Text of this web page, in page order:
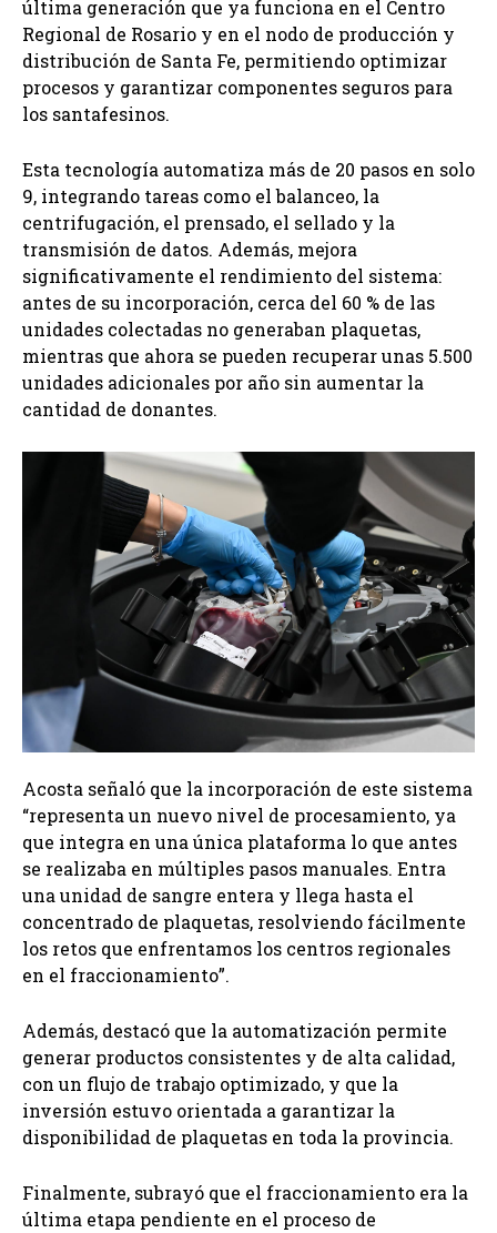
última generación que ya funciona en el Centro
Regional de Rosario y en el nodo de producción y
distribución de Santa Fe, permitiendo optimizar
procesos y garantizar componentes seguros para
los santafesinos.
Esta tecnología automatiza más de 20 pasos en solo
9, integrando tareas como el balanceo, la
centrifugación, el prensado, el sellado y la
transmisión de datos. Además, mejora
significativamente el rendimiento del sistema:
antes de su incorporación, cerca del 60 % de las
unidades colectadas no generaban plaquetas,
mientras que ahora se pueden recuperar unas 5.500
unidades adicionales por año sin aumentar la
cantidad de donantes.
Acosta señaló que la incorporación de este sistema
“representa un nuevo nivel de procesamiento, ya
que integra en una única plataforma lo que antes
se realizaba en múltiples pasos manuales. Entra
una unidad de sangre entera y llega hasta el
concentrado de plaquetas, resolviendo fácilmente
los retos que enfrentamos los centros regionales
en el fraccionamiento”.
Además, destacó que la automatización permite
generar productos consistentes y de alta calidad,
con un flujo de trabajo optimizado, y que la
inversión estuvo orientada a garantizar la
disponibilidad de plaquetas en toda la provincia.
Finalmente, subrayó que el fraccionamiento era la
última etapa pendiente en el proceso de